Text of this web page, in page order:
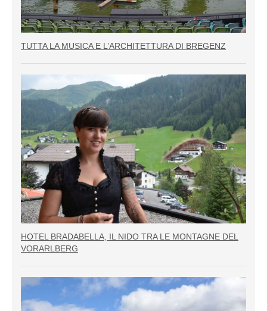
TUTTA LA MUSICA E L’ARCHITETTURA DI BREGENZ
HOTEL BRADABELLA, IL NIDO TRA LE MONTAGNE DEL
VORARLBERG